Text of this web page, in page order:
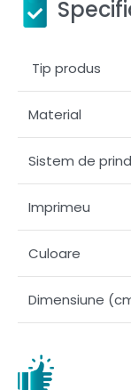
Tip produs
Material
Sistem de
Imprimeu
Culoare
Dimensiune